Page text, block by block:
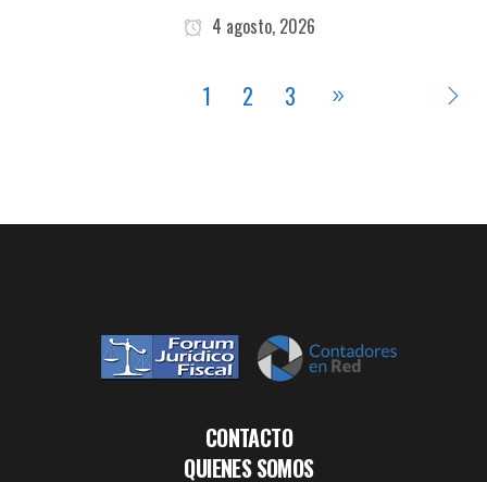
4 agosto, 2026
1 2 3
CONTACTO
QUIENES SOMOS